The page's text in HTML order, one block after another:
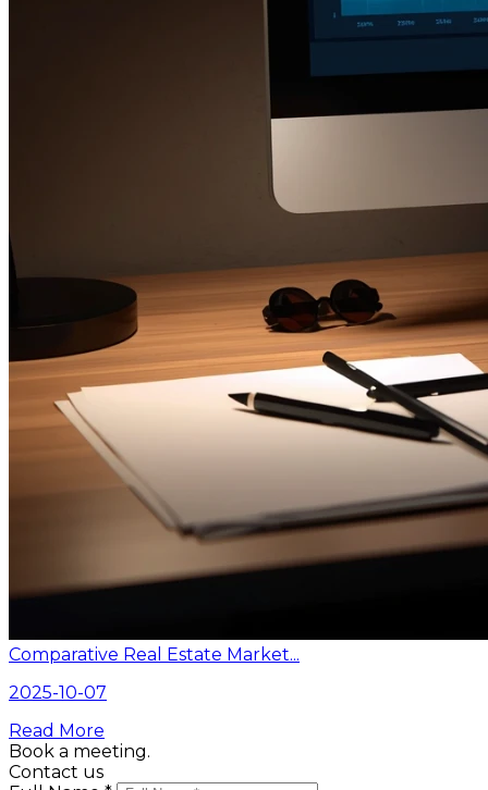
Comparative Real Estate Market...
2025-10-07
Read More
Book a meeting.
Contact us